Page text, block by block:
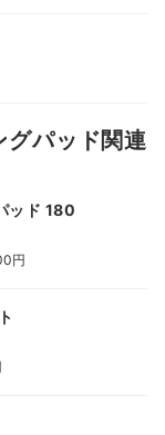
グパッド関連
ッド 180
円